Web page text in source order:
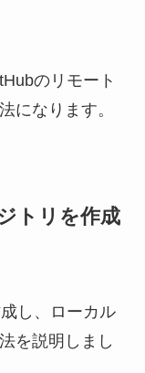
のリモート
になります。
トリを作成
し、ローカル
を説明しまし